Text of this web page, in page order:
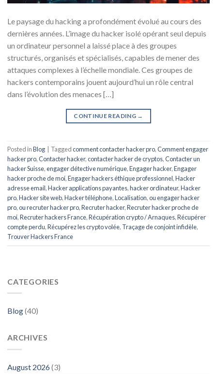
Le paysage du hacking a profondément évolué au cours des
dernières années. L’image du hacker isolé opérant seul depuis
un ordinateur personnel a laissé place à des groupes
structurés, organisés et spécialisés, capables de mener des
attaques complexes à l’échelle mondiale. Ces groupes de
hackers contemporains jouent aujourd’hui un rôle central
dans l’évolution des menaces […]
CONTINUE READING →
Posted inBlog Taggedcomment contacter hacker pro,Comment engager
hacker pro,Contacter hacker,contacter hacker de cryptos,Contacter un
hacker Suisse,engager détective numérique,Engager hacker,Engager
hacker proche de moi,Engager hackers éthique professionnel,Hacker
adresse email,Hacker applications payantes,hacker ordinateur,Hacker
pro,Hacker site web,Hacker téléphone,Localisation,ou engager hacker
pro,ou recruter hacker pro,Recruter hacker,Recruter hacker proche de
moi,Recruter hackers France,Récupération crypto / Arnaques,Récupérer
compte perdu,Récupérez les crypto volée, Traçage de conjoint infidèle,
Trouver Hackers France
CATEGORIES
Blog(40)
ARCHIVES
August 2026(3)